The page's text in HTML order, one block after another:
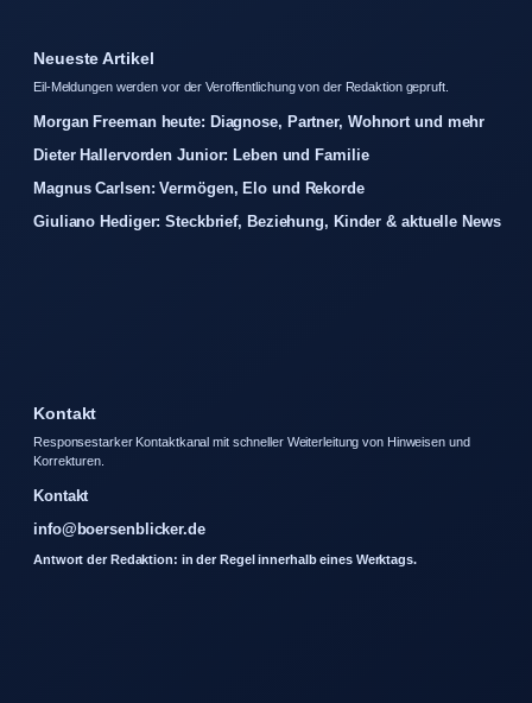
Neueste Artikel
Eil-Meldungen werden vor der Veroffentlichung von der Redaktion gepruft.
Morgan Freeman heute: Diagnose, Partner, Wohnort und mehr
Dieter Hallervorden Junior: Leben und Familie
Magnus Carlsen: Vermögen, Elo und Rekorde
Giuliano Hediger: Steckbrief, Beziehung, Kinder & aktuelle News
Kontakt
Responsestarker Kontaktkanal mit schneller Weiterleitung von Hinweisen und
Korrekturen.
Kontakt
info@boersenblicker.de
Antwort der Redaktion: in der Regel innerhalb eines Werktags.